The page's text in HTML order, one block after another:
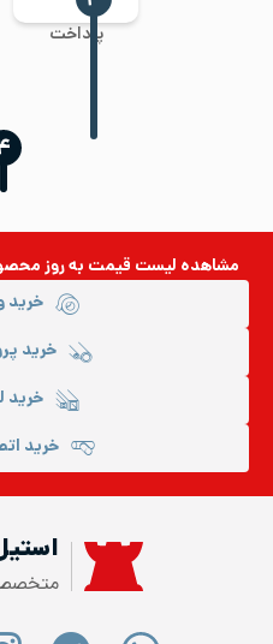
پرداخت
مشاهده لیست قیمت به روز
خرید
خرید
خرید
خرید